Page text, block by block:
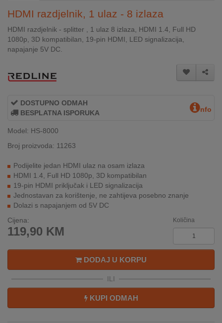
GAME
INTERNO
MOJ
AKCIJE
BRENDOVI
NOVO
U
RATE
HDMI razdjelnik, 1 ulaz - 8 izlaza
HDMI razdjelnik - splitter , 1 ulaz 8 izlaza, HDMI 1.4, Full HD
1080p, 3D kompatibilan, 19-pin HDMI, LED signalizacija,
napajanje 5V DC.
DOSTUPNO ODMAH
BESPLATNA ISPORUKA
nfo
Model: HS-8000
Broj proizvoda: 11263
Podijelite jedan HDMI ulaz na osam izlaza
HDMI 1.4, Full HD 1080p, 3D kompatibilan
19-pin HDMI priključak i LED signalizacija
Jednostavan za korištenje, ne zahtijeva posebno znanje
Dolazi s napajanjem od 5V DC
Cijena:
119,90 KM
Količina
DODAJ U KORPU
ILI
KUPI ODMAH